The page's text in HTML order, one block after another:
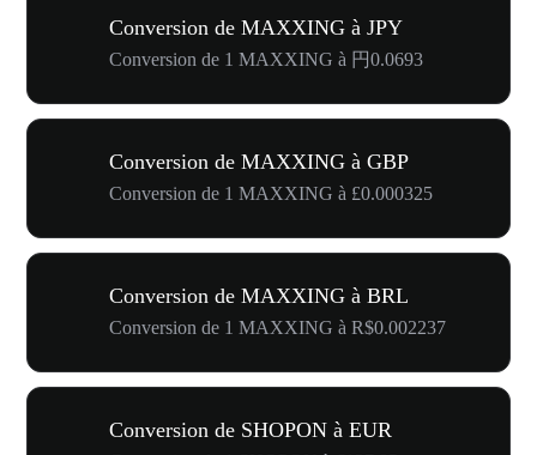
Conversion de MAXXING à JPY
Conversion de 1 MAXXING à 円0.0693
Conversion de MAXXING à GBP
Conversion de 1 MAXXING à £0.000325
Conversion de MAXXING à BRL
Conversion de 1 MAXXING à R$0.002237
Conversion de SHOPON à EUR